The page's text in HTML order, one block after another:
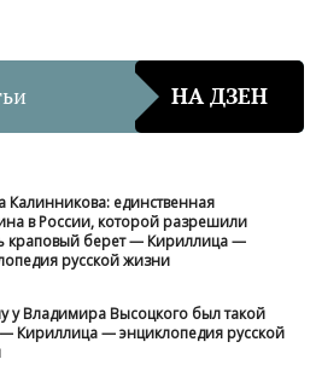
НА ДЗЕН
Калинникова: единственная
в России, которой разрешили
краповый берет — Кириллица —
русской жизни
у Владимира Высоцкого был такой
Кириллица — энциклопедия русской